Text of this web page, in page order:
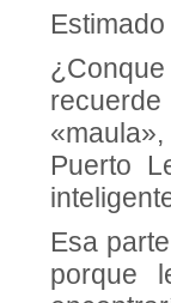
Puerto
Esa
porque